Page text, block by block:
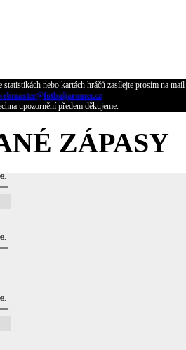
nebo kartách hráčů zasílejte prosím na mail
upozornění předem děkujeme.
ZÁPASY